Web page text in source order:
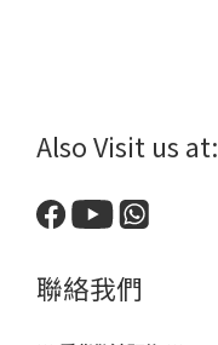
Also Visit us at:
聯絡我們